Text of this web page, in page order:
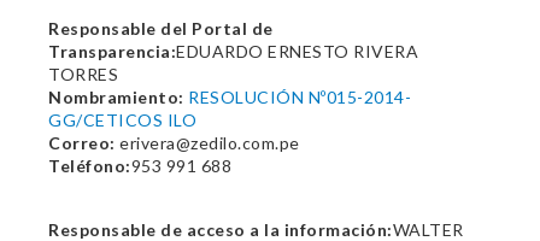
Responsable del Portal de
Transparencia:EDUARDO ERNESTO RIVERA
TORRES
Nombramiento: RESOLUCIÓN Nº015-2014-
GG/CETICOS ILO
Correo: erivera@zedilo.com.pe
Teléfono:953 991 688
Responsable de acceso a la información:WALTER